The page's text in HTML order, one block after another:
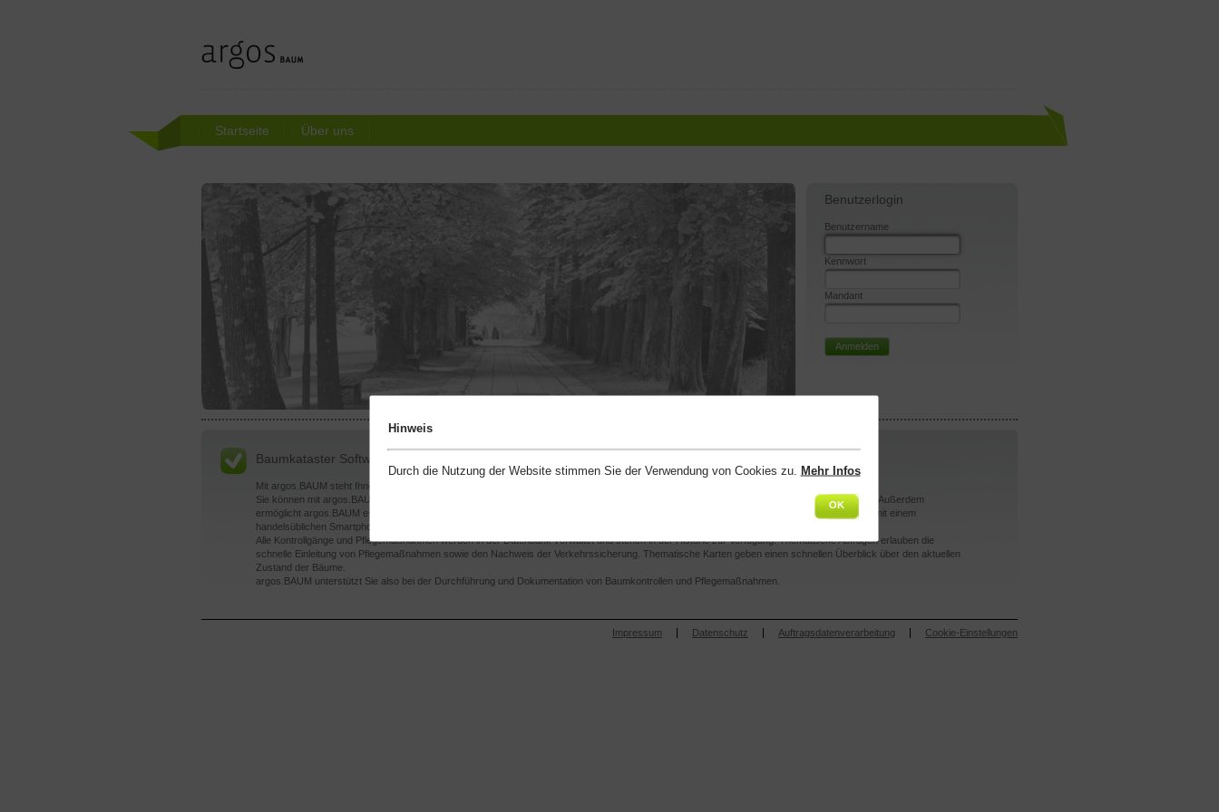
Startseite Über uns
Benutzerlogin
Benutzername
Kennwort
Mandant
Anmelden
Baumkataster Software
Mit argos.BAUM steht Ihnen ein komplettes Informationssystem passend zur FFL-Baumkontrollrichtlinie zur Verfügung.
Sie können mit argos.BAUM Ihre Bäume, Grünbestände auf Anlagen, Grünflächen, Straßen und Plätzen erfassen, bewerten und kontrollieren. Außerdem
ermöglicht argos.BAUM es Ihnen u.a. ein komplettes Baumkataster zu erstellen. Die Erfassung und Editierung der Baumdaten erfolgt vor Ort mit einem
handelsüblichen Smartphone (keine Zusatzkosten für teure Tablet-PCs) und wird sofort online auf Ihren Server übertragen.
Alle Kontrollgänge und Pflegemaßnahmen werden in der Datenbank verwaltet und stehen in der Historie zur Verfügung. Thematische Abfragen erlauben die
schnelle Einleitung von Pflegemaßnahmen sowie den Nachweis der Verkehrssicherung. Thematische Karten geben einen schnellen Überblick über den aktuellen
Zustand der Bäume.
argos.BAUM unterstützt Sie also bei der Durchführung und Dokumentation von Baumkontrollen und Pflegemaßnahmen.
Impressum Datenschutz Auftragsdatenverarbeitung Cookie-Einstellungen
Hinweis
Durch die Nutzung der Website stimmen Sie der Verwendung von Cookies zu. Mehr Infos
OK